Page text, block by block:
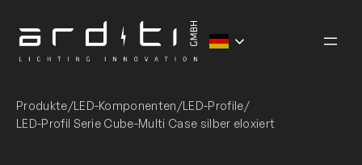
Inhalt
springen
Produkte/LED-Komponenten/LED-Profile/
LED-Profil Serie Cube-Multi Case silber eloxiert